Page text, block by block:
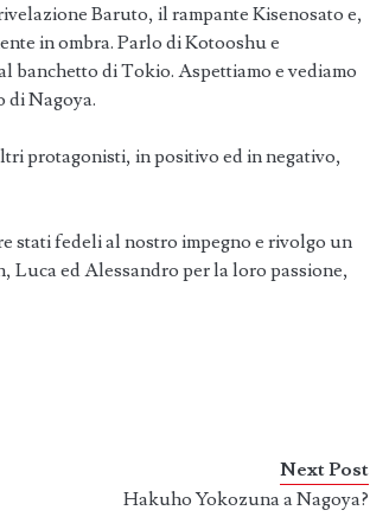
Baruto, il rampante Kisenosato e,
in ombra. Parlo di Kotooshu e
banchetto di Tokio. Aspettiamo e vediamo
di Nagoya.
protagonisti, in positivo ed in negativo,
stati fedeli al nostro impegno e rivolgo un
Luca ed Alessandro per la loro passione,
Next Post
Hakuho Yokozuna a Nagoya?